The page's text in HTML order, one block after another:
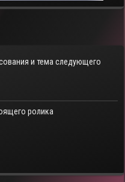
и тема следующего
ролика